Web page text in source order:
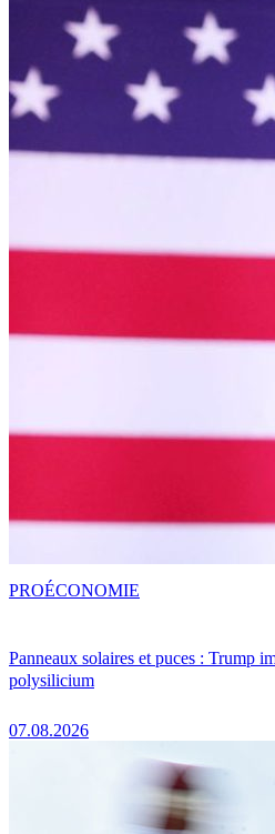
Panneaux solaires et puces : Trump
polysilicium
07.08.2026
PROÉCONOMIE